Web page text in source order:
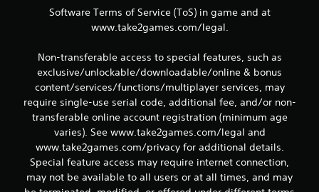
2
8
4
c
l
Software Terms of Service (ToS) in game and at
www.take2games.com/legal.
Non-transferable access to special features, such as
exclusive/unlockable/downloadable/online & bonus
content/services/functions/multiplayer services, may
require single-use serial code, additional fee, and/or non-
transferable online account registration (minimum age
varies). See www.take2games.com/legal and
www.take2games.com/privacy for additional details.
Special feature access may require internet connection,
may not be available to all users or at all times, and may